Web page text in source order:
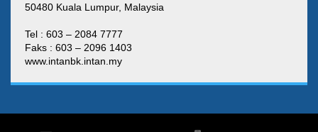
50480 Kuala Lumpur, Malaysia
Tel : 603 – 2084 7777
Faks : 603 – 2096 1403
www.intanbk.intan.my